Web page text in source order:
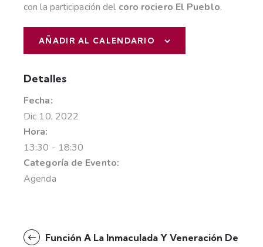
con la participación del coro rociero El Pueblo.
AÑADIR AL CALENDARIO
Detalles
Fecha:
Dic 10, 2022
Hora:
13:30 - 18:30
Categoría de Evento:
Agenda
Función A La Inmaculada Y Veneración De